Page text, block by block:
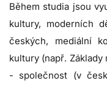
Během studia jsou
kultury, moderních
českých, mediální
kultury (např.
- společnost (v